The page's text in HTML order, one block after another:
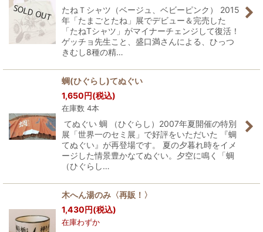
たねＴシャツ（ベージュ、ベビーピンク） 2015
年「たまごとたね」展でデビュー＆完売した
「たねTシャツ」がマイナーチェンジして復活！
ゲッチョ先生こと、盛口満さんによる、ひっつ
きむし8種の精…
蜩(ひぐらし)てぬぐい
1,650円(税込)
在庫数 4本
てぬぐい 蜩 （ひぐらし）2007年夏開催の特別
展「世界一のセミ展」で好評をいただいた 『蜩
てぬぐい』が再登場です。 夏の夕暮れ時をイメ
ージした情景豊かなてぬぐい。夕空に鳴く「蜩
（ひぐらし…
木へん湯のみ〈再販！〉
1,430円(税込)
在庫わずか